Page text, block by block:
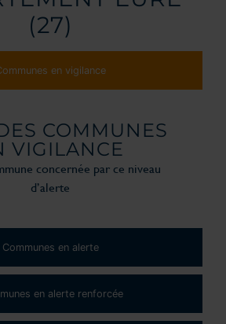
(27)
en vigilance
Communes en alerte
en alerte renforcée
COMMUNES
VIGILANCE
concernée par ce niveau
d’alerte